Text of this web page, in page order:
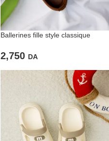
Ballerines fille style classique
2,750 DA